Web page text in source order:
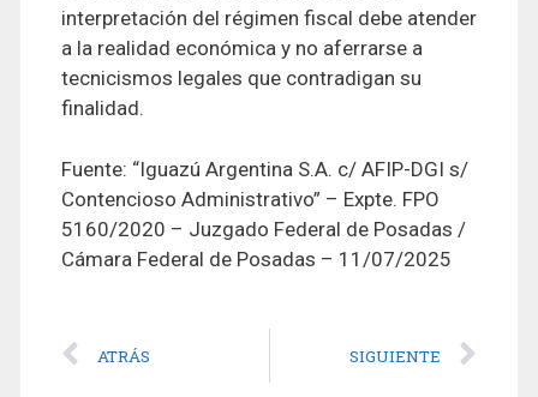
interpretación del régimen fiscal debe atender
a la realidad económica y no aferrarse a
tecnicismos legales que contradigan su
finalidad.
Fuente: “Iguazú Argentina S.A. c/ AFIP-DGI s/
Contencioso Administrativo” – Expte. FPO
5160/2020 – Juzgado Federal de Posadas /
Cámara Federal de Posadas – 11/07/2025
ATRÁS SIGUIENTE